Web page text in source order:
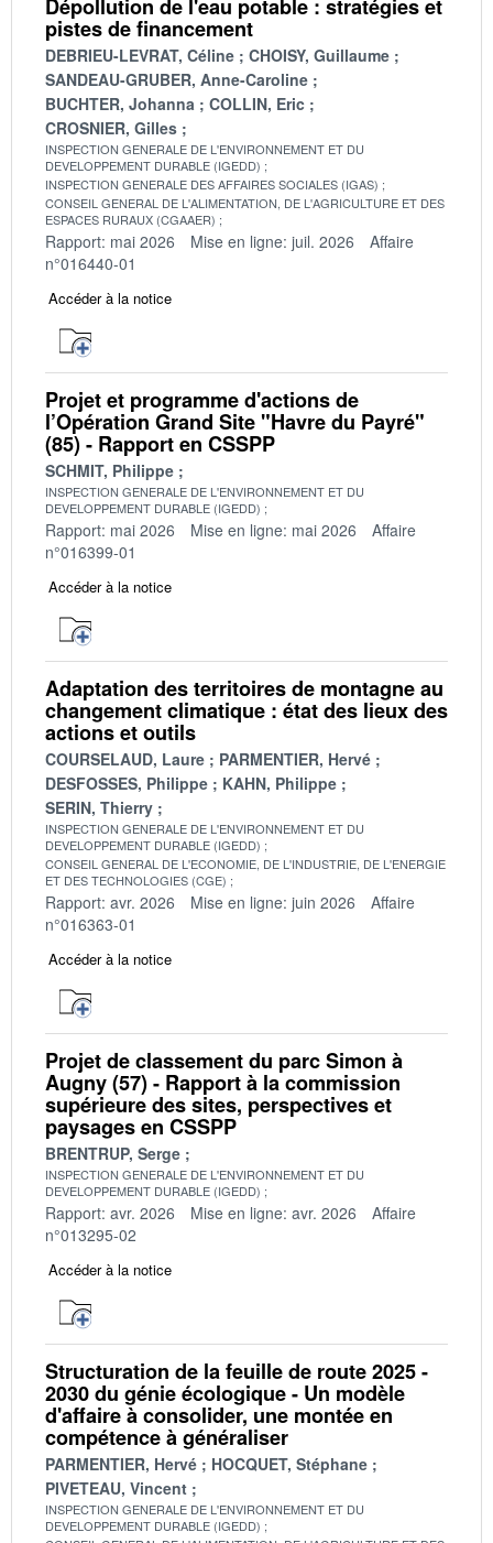
Dépollution de l'eau potable : stratégies et
pistes de financement
DEBRIEU-LEVRAT, Céline
CHOISY, Guillaume
SANDEAU-GRUBER, Anne-Caroline
BUCHTER, Johanna
COLLIN, Eric
CROSNIER, Gilles
INSPECTION GENERALE DE L'ENVIRONNEMENT ET DU
DEVELOPPEMENT DURABLE (IGEDD)
INSPECTION GENERALE DES AFFAIRES SOCIALES (IGAS)
CONSEIL GENERAL DE L'ALIMENTATION, DE L'AGRICULTURE ET DES
ESPACES RURAUX (CGAAER)
Rapport: mai 2026 Mise en ligne: juil. 2026
Affaire
n°016440-01
Accéder à la notice
Projet et programme d'actions de
l’Opération Grand Site "Havre du Payré"
(85) - Rapport en CSSPP
SCHMIT, Philippe
INSPECTION GENERALE DE L'ENVIRONNEMENT ET DU
DEVELOPPEMENT DURABLE (IGEDD)
Rapport: mai 2026 Mise en ligne: mai 2026
Affaire
n°016399-01
Accéder à la notice
Adaptation des territoires de montagne au
changement climatique : état des lieux des
actions et outils
COURSELAUD, Laure
PARMENTIER, Hervé
DESFOSSES, Philippe
KAHN, Philippe
SERIN, Thierry
INSPECTION GENERALE DE L'ENVIRONNEMENT ET DU
DEVELOPPEMENT DURABLE (IGEDD)
CONSEIL GENERAL DE L'ECONOMIE, DE L'INDUSTRIE, DE L'ENERGIE
ET DES TECHNOLOGIES (CGE)
Rapport: avr. 2026 Mise en ligne: juin 2026
Affaire
n°016363-01
Accéder à la notice
Projet de classement du parc Simon à
Augny (57) - Rapport à la commission
supérieure des sites, perspectives et
paysages en CSSPP
BRENTRUP, Serge
INSPECTION GENERALE DE L'ENVIRONNEMENT ET DU
DEVELOPPEMENT DURABLE (IGEDD)
Rapport: avr. 2026 Mise en ligne: avr. 2026
Affaire
n°013295-02
Accéder à la notice
Structuration de la feuille de route 2025 -
2030 du génie écologique - Un modèle
d'affaire à consolider, une montée en
compétence à généraliser
PARMENTIER, Hervé
HOCQUET, Stéphane
PIVETEAU, Vincent
INSPECTION GENERALE DE L'ENVIRONNEMENT ET DU
DEVELOPPEMENT DURABLE (IGEDD)